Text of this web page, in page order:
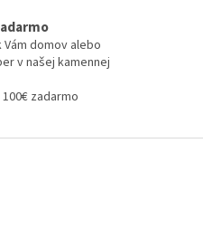
Vám domov alebo
v našej kamennej
zadarmo